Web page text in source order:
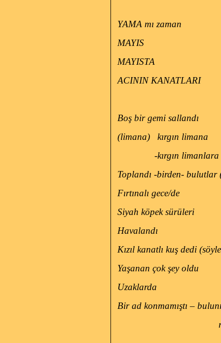
YAMA mı zaman
MAYIS
MAYISTA
ACININ KANATLARI
Boş bir gemi sallandı
(limana)
kırgın limana
-kırgın limanlara
Toplandı -birden- bulutlar
Fırtınalı gece/de
Siyah köpek sürüleri
Havalandı
Kızıl kanatlı kuş dedi
Yaşanan çok şey oldu
Uzaklarda
Bir ad konmamıştı –